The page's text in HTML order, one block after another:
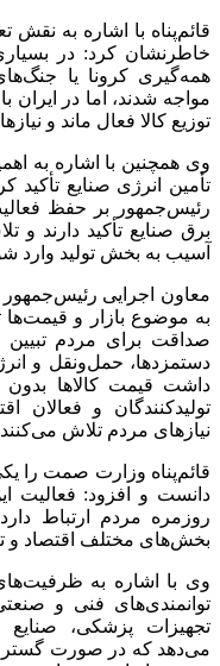
قائم‌پناه با اشاره به
خاطرنشان کرد: در
همه‌گیری کرونا یا
مواجه شدند، اما در
توزیع کالا فعال ماند و
وی همچنین با اشاره به
تأمین انرژی صنایع
رئیس‌جمهور بر حفظ
برق صنایع تأکید دارند و
آسیب به بخش تولید وارد
معاون اجرایی
به موضوع بازار و قیمت‌ها
صداقت برای مردم تبیین
دستمزدها، حمل‌ونقل و
داشت قیمت کالاها بدون
تولیدکنندگان و فعالان
نیازهای مردم تلاش
قائم‌پناه وزارت صمت را
دانست و افزود: فعالیت
روزمره مردم ارتباط
بخش‌های مختلف اقتصاد و
وی با اشاره به
توانمندی‌های فنی و
تجهیزات پزشکی، صنایع
می‌دهد که در صورت